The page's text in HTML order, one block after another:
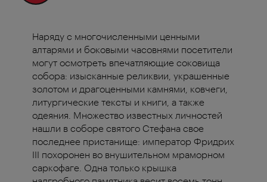
Наряду с многочисленными ценными
алтарями и боковыми часовнями посетители
могут осмотреть впечатляющие соковища
собора: изысканные реликвии, украшенные
золотом и драгоценными камнями, ковчеги,
литургические тексты и книги, а также
одеяния. Множество известных личностей
нашли в соборе святого Стефана свое
последнее пристанище: император Фридрих
III похоронен во внушительном мраморном
саркофаге. Одна только крышка